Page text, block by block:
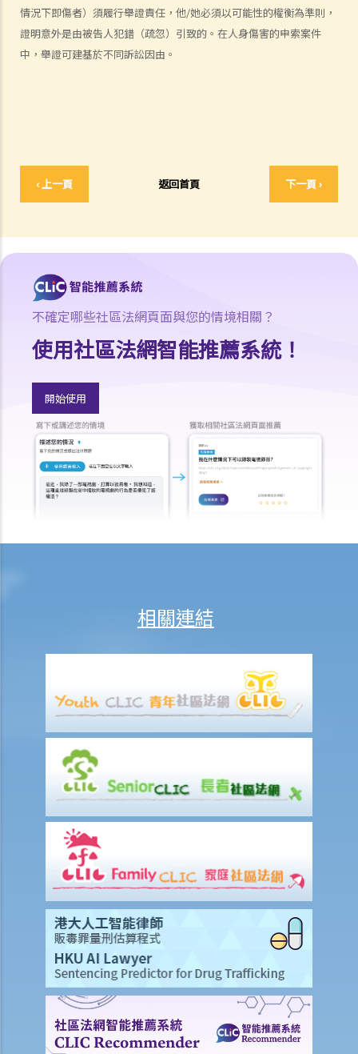
情況下即傷者）須履行舉證責任，他/她必須以可能性的權衡為準則，
證明意外是由被告人犯錯（疏忽）引致的。在人身傷害的申索案件
中，舉證可建基於不同訴訟因由。
‹ 上一頁 返回首頁 下一頁 ›
1. 申索信（原告人）及建設性的答覆（被告人）
2. 傳訊令狀
3. 申索陳述書
9. 核對表評檢及案件管理問卷
10. 案件管理會議
涉及非致命意外的申索
若我因人身傷害提出申索，可否申請法律援助？
法律援助
香港律師會大埔火災緊急免費法律諮詢熱線
切勿尋求索償代理協助處理申索
逝者家屬
我的家人在意外中身亡。我可否代表死者展開人身傷亡訴訟？在控告犯
錯的一方之前，我需要依循甚麼程序？
在甚麼情況下，僱主不需要為其僱員的工傷負上賠償責任？
賠償項目
我的配偶在工作時因意外而死亡，我或我的家人可獲哪些賠償？
我在工作時因遇到意外而受傷及導致傷殘，我或我的家人可獲哪些賠
除上述的賠償外，我可否就工傷而獲得其他賠償（例如醫藥費）？
工傷或有關意外之報告
僱主向勞工處報告與工作有關的意外之時限是多久？
僱員可否向勞工處報告與工作有關的意外？
其他有關工傷的事項
如何安排支付工傷賠償？
若然我不能與僱主和平地解決工傷賠償問題，將案件呈交法院的時限是
若然我對條例所給予的補償感到不滿，或者我認為僱主忽略了應有的安
全措施，我可否進一步提出申索？
不確定哪些社區法網頁面與您的情境相關？
使用社區法網智能推薦系統！
開始使用
相關連結